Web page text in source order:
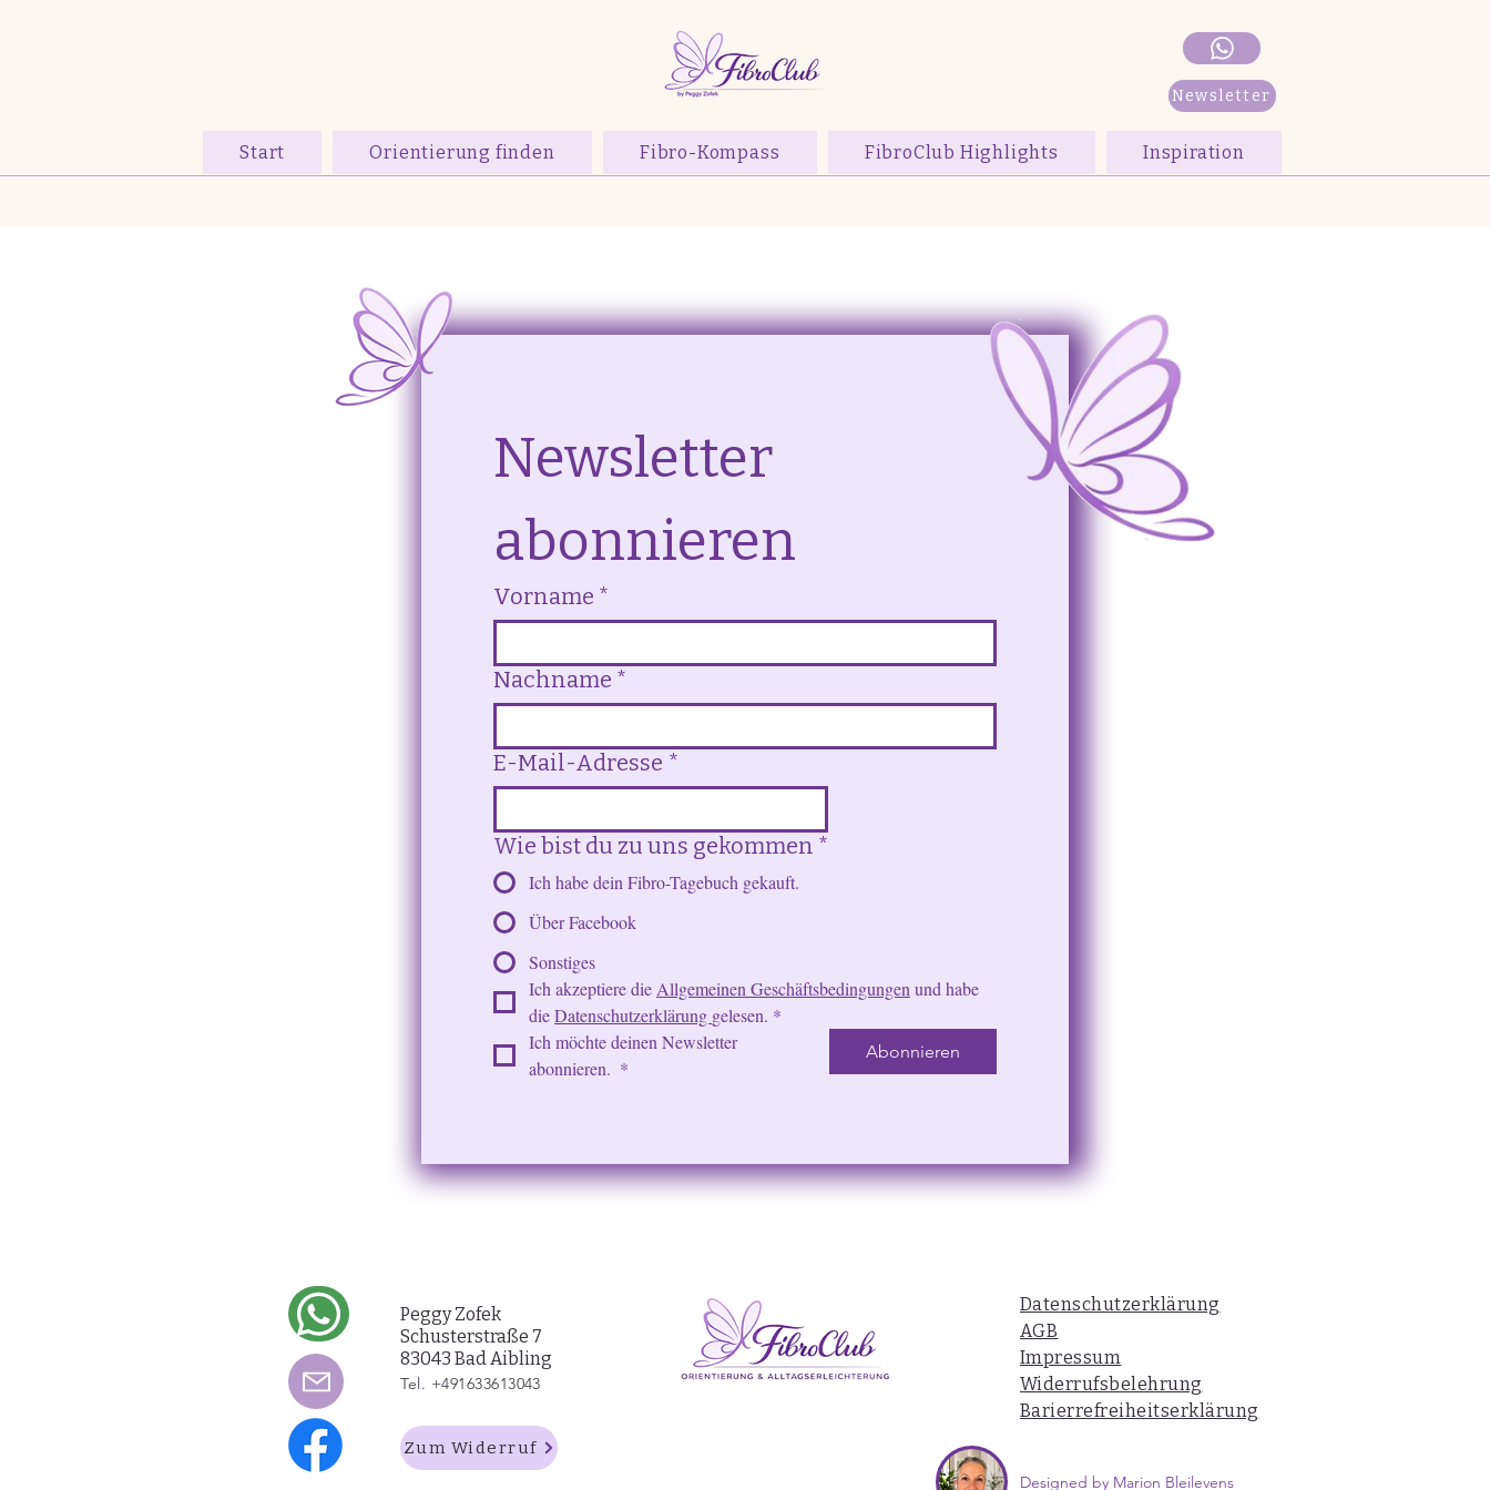
Newsletter
Start Orientierung finden Fibro-Kompass FibroClub Highlights Inspiration
Newsletter
abonnieren
Vorname *
Nachname *
E-Mail-Adresse *
Wie bist du zu uns gekommen *
Ich habe dein Fibro-Tagebuch gekauft.
Über Facebook
Sonstiges
Ich akzeptiere die Allgemeinen Geschäftsbedingungen und habe
die Datenschutzerklärung gelesen. *
Ich möchte deinen Newsletter
abonnieren. *
Abonnieren
Peggy Zofek
Schusterstraße 7
83043 Bad Aibling
Tel. +491633613043
Zum Widerruf
Datenschutzerklärung
AGB
Impressum
Widerrufsbelehrung​
Barierrefreiheitserklärung
Designed by Marion Bleilevens